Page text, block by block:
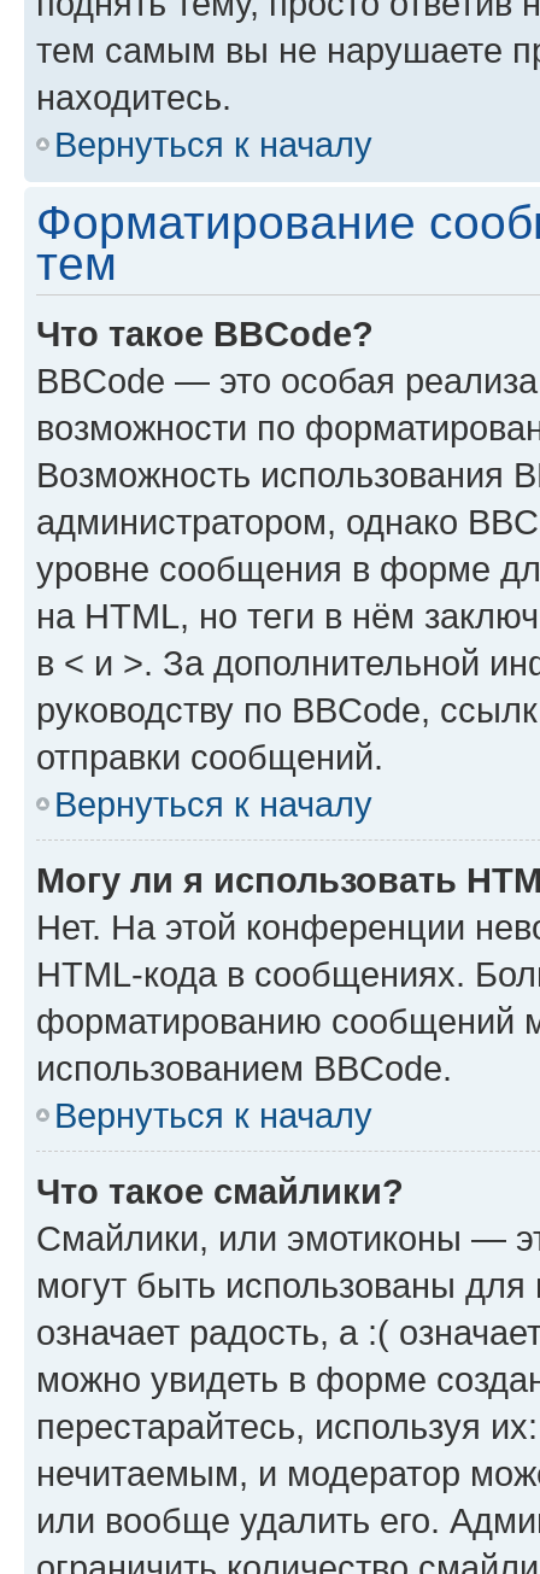
тем самым вы не нарушаете
находитесь.
Вернуться к началу
Форматирование
тем
Что такое BBCode?
BBCode — это особая
возможности по
Возможность использования
администратором, однако
уровне сообщения в форме
на HTML, но теги в нём
в < и >. За дополнительной
руководству по BBCode,
отправки сообщений.
Вернуться к началу
Могу ли я использовать
Нет. На этой конференции
HTML-кода в сообщениях.
форматированию сообщений
использованием BBCode.
Вернуться к началу
Что такое смайлики?
Смайлики, или эмотиконы —
могут быть использованы
означает радость, а :(
можно увидеть в форме
перестарайтесь, используя
нечитаемым, и модератор
или вообще удалить его.